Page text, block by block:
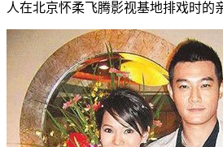
人在北京怀柔飞腾影视基地排戏时的